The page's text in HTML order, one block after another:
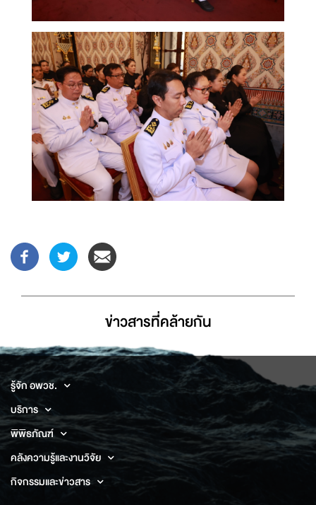
ข่าวสารที่่คล้ายกัน
รู้จัก อพวช.
บริการ
พิพิธภัณฑ์
คลังความรู้และงานวิจัย
กิจกรรมและข่าวสาร